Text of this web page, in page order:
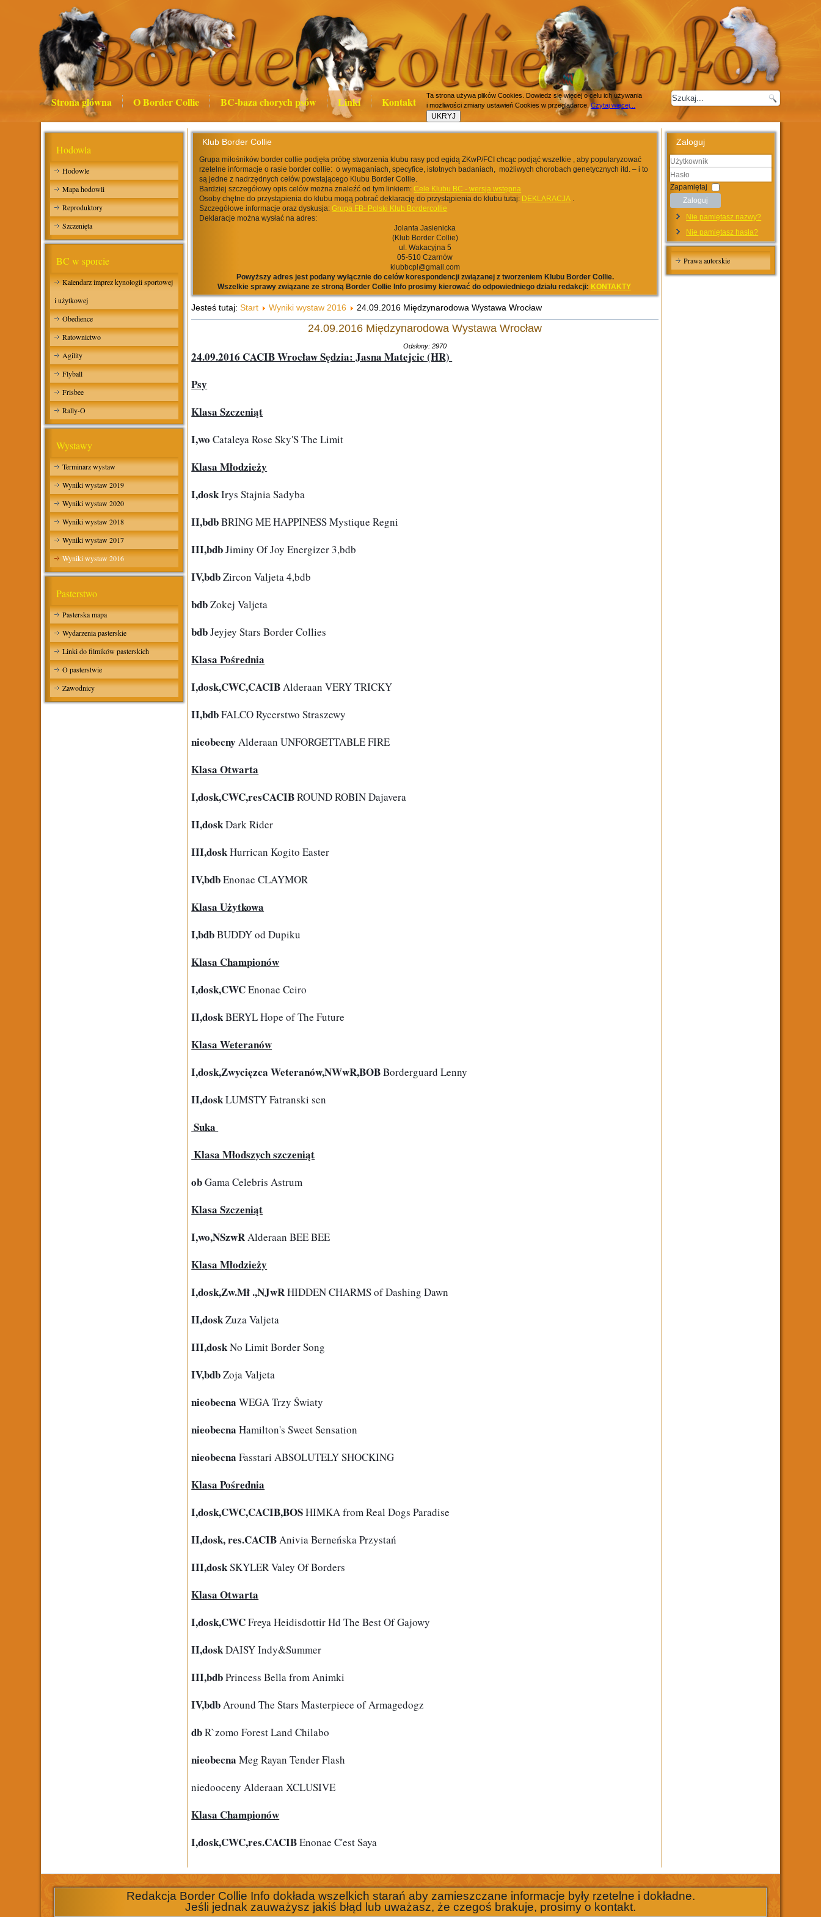
Strona główna O Border Collie BC-baza chorych psów Linki Kontakt
Ta strona używa plików Cookies. Dowiedz się więcej o celu ich używania
i możliwości zmiany ustawień Cookies w przeglądarce.Czytaj więcej...
Hodowla
Hodowle
Mapa hodowli
Reproduktory
Szczenięta
BC w sporcie
Kalendarz imprez kynologii sportowej
i użytkowej
Obedience
Ratownictwo
Agility
Flyball
Frisbee
Rally-O
Wystawy
Terminarz wystaw
Wyniki wystaw 2019
Wyniki wystaw 2020
Wyniki wystaw 2018
Wyniki wystaw 2017
Wyniki wystaw 2016
Pasterstwo
Pasterska mapa
Wydarzenia pasterskie
Linki do filmików pasterskich
O pasterstwie
Zawodnicy
Klub Border Collie
Grupa miłośników border collie podjęła próbę stworzenia klubu rasy pod egidą ZKwP/FCI chcąc podjąć wszelkie , aby popularyzować
rzetelne informacje o rasie border collie: o wymaganiach, specyfice, istotnych badaniach, możliwych chorobach genetycznych itd. – i to
są jedne z nadrzędnych celów powstającego Klubu Border Collie.
Bardziej szczegółowy opis celów można znaleźć od tym linkiem:Cele Klubu BC - wersja wstępna
Osoby chętne do przystąpienia do klubu mogą pobrać deklarację do przystąpienia do klubu tutaj: DEKLARACJA .
Szczegółowe informacje oraz dyskusja:Grupa FB- Polski Klub Bordercollie
Deklaracje można wysłać na adres:
Jolanta Jasienicka
(Klub Border Collie)
ul. Wakacyjna 5
05-510 Czarnów
klubbcpl@gmail.com
Powyższy adres jest podany wyłącznie do celów korespondencji związanej z tworzeniem Klubu Border Collie.
Wszelkie sprawy związane ze stroną Border Collie Info prosimy kierować do odpowiedniego działu redakcji: KONTAKTY
Jesteś tutaj:Start Wyniki wystaw 2016 24.09.2016 Międzynarodowa Wystawa Wrocław
24.09.2016 Międzynarodowa Wystawa Wrocław
Odsłony: 2970
24.09.2016 CACIB Wrocław Sędzia: Jasna Matejcic (HR)
Psy
Klasa Szczeniąt
I,wo Cataleya Rose Sky'S The Limit
Klasa Młodzieży
I,dosk Irys Stajnia Sadyba
II,bdb BRING ME HAPPINESS Mystique Regni
III,bdb Jiminy Of Joy Energizer 3,bdb
IV,bdb Zircon Valjeta 4,bdb
bdb Zokej Valjeta
bdb Jeyjey Stars Border Collies
Klasa Pośrednia
I,dosk,CWC,CACIB Alderaan VERY TRICKY
II,bdb FALCO Rycerstwo Straszewy
nieobecny Alderaan UNFORGETTABLE FIRE
Klasa Otwarta
I,dosk,CWC,resCACIB ROUND ROBIN Dajavera
II,dosk Dark Rider
III,dosk Hurrican Kogito Easter
IV,bdb Enonae CLAYMOR
Klasa Użytkowa
I,bdb BUDDY od Dupiku
Klasa Championów
I,dosk,CWC Enonae Ceiro
II,dosk BERYL Hope of The Future
Klasa Weteranów
I,dosk,Zwycięzca Weteranów,NWwR,BOB Borderguard Lenny
II,dosk LUMSTY Fatranski sen
Suka
Klasa Młodszych szczeniąt
ob Gama Celebris Astrum
Klasa Szczeniąt
I,wo,NSzwR Alderaan BEE BEE
Klasa Młodzieży
I,dosk,Zw.Mł .,NJwR HIDDEN CHARMS of Dashing Dawn
II,dosk Zuza Valjeta
III,dosk No Limit Border Song
IV,bdb Zoja Valjeta
nieobecna WEGA Trzy Światy
nieobecna Hamilton's Sweet Sensation
nieobecna Fasstari ABSOLUTELY SHOCKING
Klasa Pośrednia
I,dosk,CWC,CACIB,BOS HIMKA from Real Dogs Paradise
II,dosk, res.CACIB Anivia Berneńska Przystań
III,dosk SKYLER Valey Of Borders
Klasa Otwarta
I,dosk,CWC Freya Heidisdottir Hd The Best Of Gajowy
II,dosk DAISY Indy&Summer
III,bdb Princess Bella from Animki
IV,bdb Around The Stars Masterpiece of Armagedogz
db R`zomo Forest Land Chilabo
nieobecna Meg Rayan Tender Flash
niedooceny Alderaan XCLUSIVE
Klasa Championów
I,dosk,CWC,res.CACIB Enonae C'est Saya
Zaloguj
Użytkownik
Hasło
Zapamiętaj
Zaloguj
Nie pamiętasz nazwy?
Nie pamiętasz hasła?
Prawa autorskie
Redakcja Border Collie Info dokłada wszelkich starań aby zamieszczane informacje były rzetelne i dokładne.
Jeśli jednak zauważysz jakiś błąd lub uważasz, że czegoś brakuje, prosimy o kontakt.